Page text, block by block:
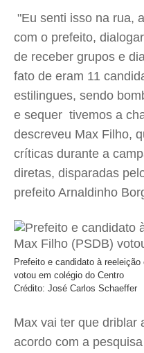
"Eu senti isso na rua,
com o prefeito,
de receber grupos e
fato de eram 11
estilingues, sendo
e sequer tivemos a
descreveu Max Filho,
críticas durante a
diretas, disparadas
prefeito Arnaldinho
Prefeito e candidato à
votou em colégio do Centro
Crédito: José Carlos Schaeffer
Max vai ter que driblar
acordo com a